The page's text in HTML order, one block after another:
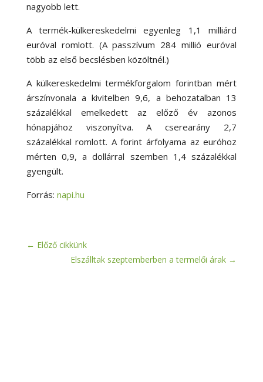
nagyobb lett.
A termék-külkereskedelmi egyenleg 1,1 milliárd
euróval romlott. (A passzívum 284 millió euróval
több az első becslésben közöltnél.)
A külkereskedelmi termékforgalom forintban mért
árszínvonala a kivitelben 9,6, a behozatalban 13
százalékkal emelkedett az előző év azonos
hónapjához viszonyítva. A cserearány 2,7
százalékkal romlott. A forint árfolyama az euróhoz
mérten 0,9, a dollárral szemben 1,4 százalékkal
gyengült.
Forrás: napi.hu
← Előző cikkünk
Elszálltak szeptemberben a termelői árak →